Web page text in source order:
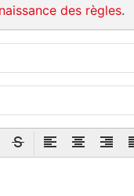
des règles.